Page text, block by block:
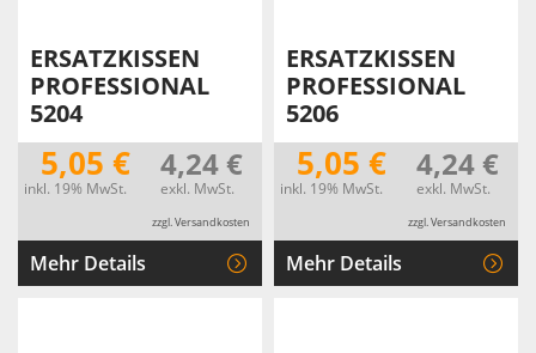
ERSATZKISSEN
PROFESSIONAL
5204
5,05 €
inkl. 19% MwSt.
4,24 €
exkl. MwSt.
zzgl. Versandkosten
Mehr Details
ERSATZKISSEN
PROFESSIONAL
5206
5,05 €
inkl. 19% MwSt.
4,24 €
exkl. MwSt.
zzgl. Versandkosten
Mehr Details